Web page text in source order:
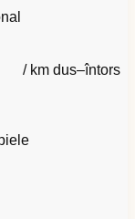
/ km dus–întors